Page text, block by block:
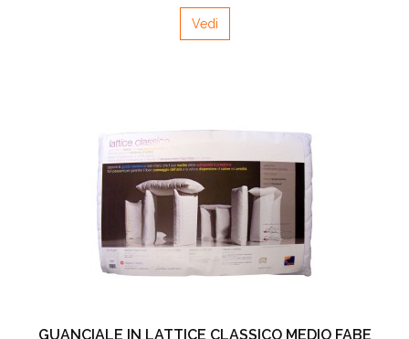
Vedi
GUANCIALE IN LATTICE CLASSICO MEDIO FABE